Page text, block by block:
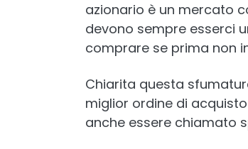
azionario è un mercato
devono sempre esserci
comprare se prima non
Chiarita questa
miglior ordine di
anche essere chiamato